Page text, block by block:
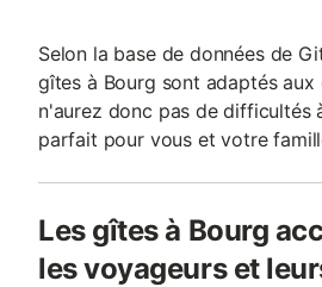
Selon la base de données de
gîtes à Bourg sont adaptés aux
n'aurez donc pas de difficultés
parfait pour vous et votre
Les gîtes à Bourg
les voyageurs et